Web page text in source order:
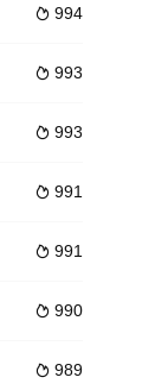
被抽干血髓却无任何
相爱，事情发展的轨
 994
 993
 993
 991
 991
 990
 989